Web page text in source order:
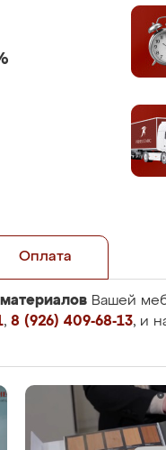
Оплата
Вашей
, 8 (926) 409-68-13, и